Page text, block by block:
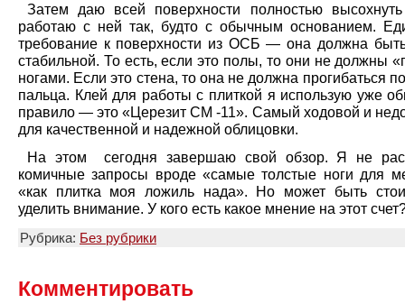
Затем даю всей поверхности полностью
работаю с ней так, будто с обычным основанием.
требование к поверхности из ОСБ — она должна
стабильной. То есть, если это полы, то они не должны
ногами. Если это стена, то она не должна прогибаться
пальца. Клей для работы с плиткой я использую уже
правило — это «Церезит СМ -11». Самый ходовой и
для качественной и надежной облицовки.
На этом сегодня завершаю свой обзор. Я не
комичные запросы вроде «самые толстые ноги для
«как плитка моя ложиль нада». Но может быть
уделить внимание. У кого есть какое мнение на этот
Рубрика: Без рубрики
Комментировать